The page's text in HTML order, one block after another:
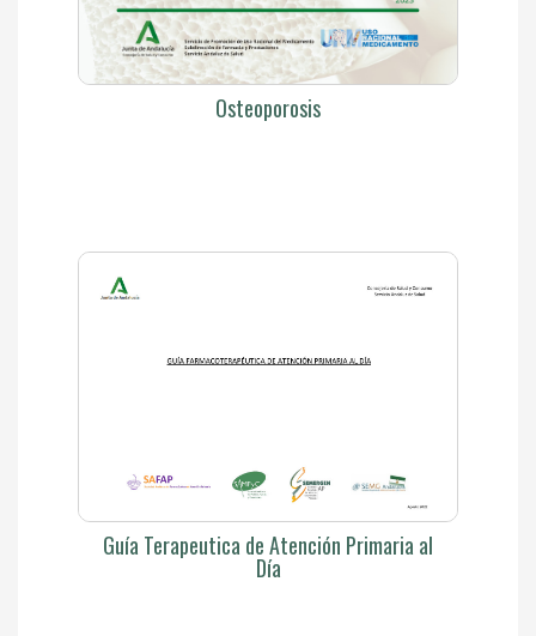
Osteoporosis
Guía Terapeutica de Atención Primaria al
Día